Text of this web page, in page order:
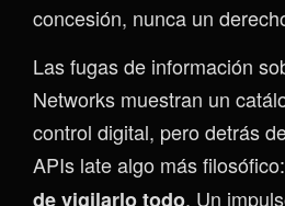
concesión, nunca un
Las fugas de información
Networks muestran un
control digital, pero detrás
APIs late algo más filosófico:
de vigilarlo todo. Un